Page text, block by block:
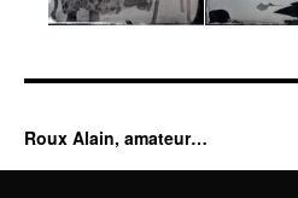
Roux Alain, amateur…